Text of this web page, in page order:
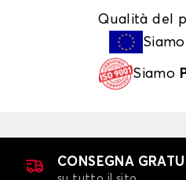
Qualità del
Siamo
Siamo
CONSEGNA